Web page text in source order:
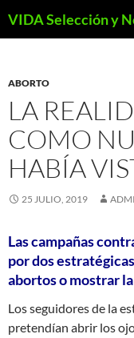
VIDA Selección y
ABORTO
LA
COMO
HABÍA
25 JULIO, 2019
Las campañas
por dos
abortos o mostrar
Los seguidores de la
pretendían abrir los